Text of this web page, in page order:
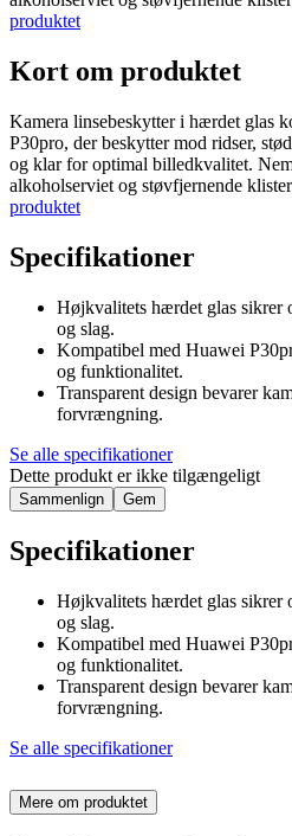
produktet
Kort om produktet
Kamera linsebeskytter i hærdet glas
P30pro, der beskytter mod ridser,
og klar for optimal billedkvalitet.
alkoholserviet og støvfjernende
produktet
Specifikationer
Højkvalitets hærdet glas sikrer
og slag.
Kompatibel med Huawei
og funktionalitet.
Transparent design bevarer
forvrængning.
Se alle specifikationer
Dette produkt er ikke tilgængeligt
Sammenlign Gem
Specifikationer
Højkvalitets hærdet glas sikrer
og slag.
Kompatibel med Huawei
og funktionalitet.
Transparent design bevarer
forvrængning.
Se alle specifikationer
Mere om produktet